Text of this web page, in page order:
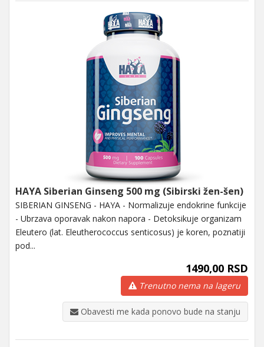
HAYA Siberian Ginseng 500 mg (Sibirski žen-šen)
SIBERIAN GINSENG - HAYA - Normalizuje endokrine funkcije
- Ubrzava oporavak nakon napora - Detoksikuje organizam
Eleutero (lat. Eleutherococcus senticosus) je koren, poznatiji
pod...
1490,00 RSD
Trenutno nema na lageru
Obavesti me kada ponovo bude na stanju